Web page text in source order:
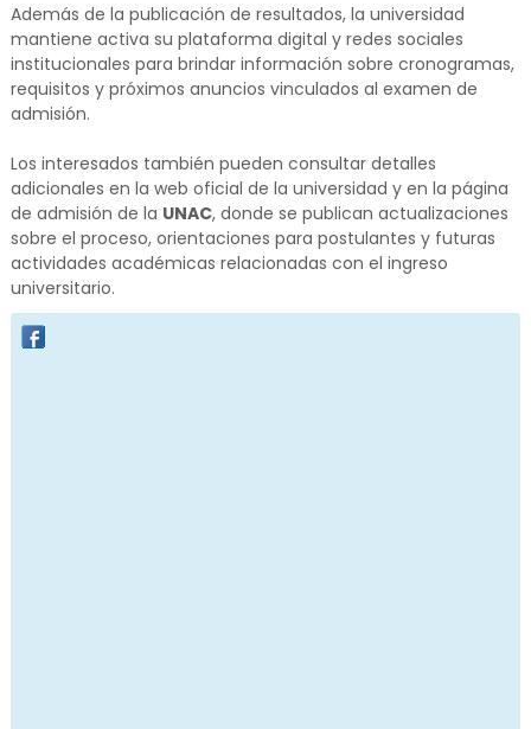
Además de la publicación de resultados, la universidad
mantiene activa su plataforma digital y redes sociales
institucionales para brindar información sobre cronogramas,
requisitos y próximos anuncios vinculados al examen de
admisión.
Los interesados también pueden consultar detalles
adicionales en la web oficial de la universidad y en la página
de admisión de la UNAC, donde se publican actualizaciones
sobre el proceso, orientaciones para postulantes y futuras
actividades académicas relacionadas con el ingreso
universitario.